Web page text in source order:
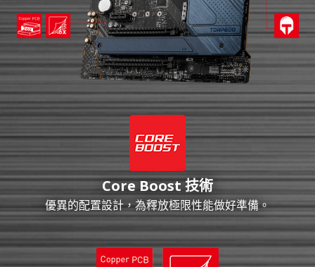
Core Boost 技術
優異的配置設計，為釋放極限性能做好準備。